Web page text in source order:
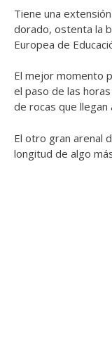
Tiene una
dorado, ostenta la
Europea de
El mejor momento
el paso de las
de rocas que llegan
El otro gran arenal
longitud de algo